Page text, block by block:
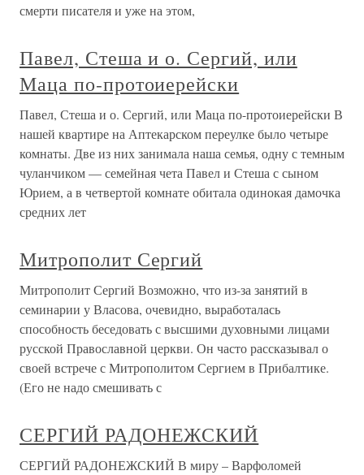
смерти писателя и уже на этом,
Павел, Стеша и о. Сергий, или
Маца по-протоиерейски
Павел, Стеша и о. Сергий, или Маца по-протоиерейски В
нашей квартире на Аптекарском переулке было четыре
комнаты. Две из них занимала наша семья, одну с темным
чуланчиком — семейная чета Павел и Стеша с сыном
Юрием, а в четвертой комнате обитала одинокая дамочка
средних лет
Митрополит Сергий
Митрополит Сергий Возможно, что из-за занятий в
семинарии у Власова, очевидно, выработалась
способность беседовать с высшими духовными лицами
русской Православной церкви. Он часто рассказывал о
своей встрече с Митрополитом Сергием в Прибалтике.
(Его не надо смешивать с
СЕРГИЙ РАДОНЕЖСКИЙ
СЕРГИЙ РАДОНЕЖСКИЙ В миру – Варфоломей